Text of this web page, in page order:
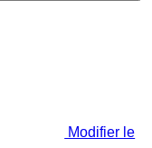
Modifier le